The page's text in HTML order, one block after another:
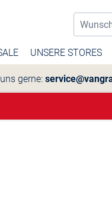
UNSERE STORES
gerne: